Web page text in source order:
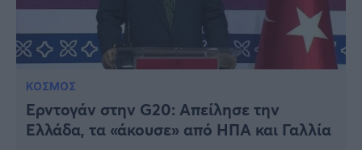
ΚΟΣΜΟΣ
Ερντογάν στην G20: Απείλησε την
Ελλάδα, τα «άκουσε» από ΗΠΑ και Γαλλία